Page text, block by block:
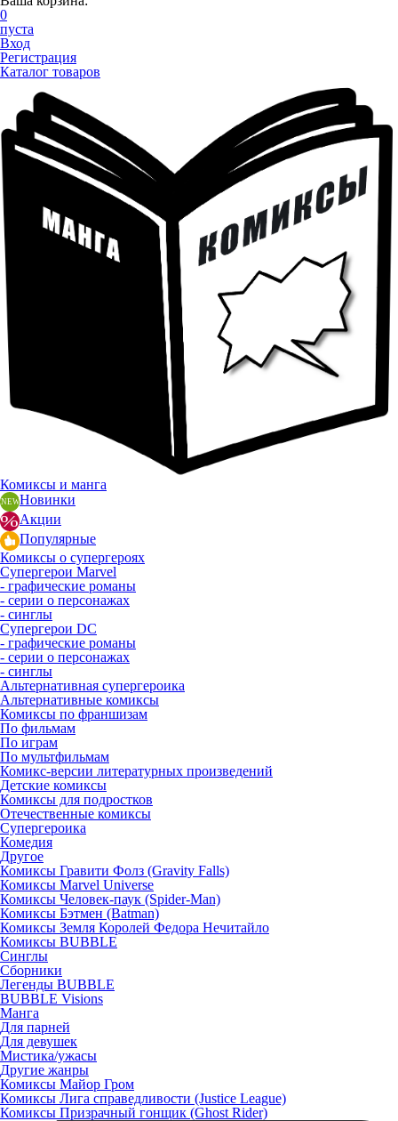
0
пуста
Вход
Регистрация
Каталог товаров
Комиксы и манга
Новинки
Акции
Популярные
Комиксы о супергероях
Супергерои Marvel
- графические романы
- серии о персонажах
- синглы
Супергерои DC
- графические романы
- серии о персонажах
- синглы
Альтернативная супергероика
Альтернативные комиксы
Комиксы по франшизам
По фильмам
По играм
По мультфильмам
Комикс-версии литературных произведений
Детские комиксы
Комиксы для подростков
Отечественные комиксы
Супергероика
Комедия
Другое
Комиксы Гравити Фолз (Gravity Falls)
Комиксы Marvel Universe
Комиксы Человек-паук (Spider-Man)
Комиксы Бэтмен (Batman)
Комиксы Земля Королей Федора Нечитайло
Комиксы BUBBLE
Синглы
Сборники
Легенды BUBBLE
BUBBLE Visions
Манга
Для парней
Для девушек
Мистика/ужасы
Другие жанры
Комиксы Майор Гром
Комиксы Лига справедливости (Justice League)
Комиксы Призрачный гонщик (Ghost Rider)